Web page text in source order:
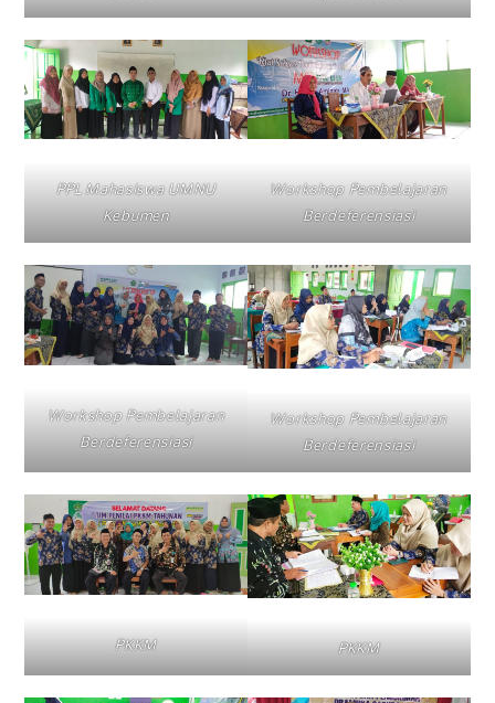
PPL Mahasiswa UMNU
Kebumen
Workshop Pembelajaran
Berdeferensiasi
Workshop Pembelajaran
Berdeferensiasi
Workshop Pembelajaran
Berdeferensiasi
PKKM PKKM